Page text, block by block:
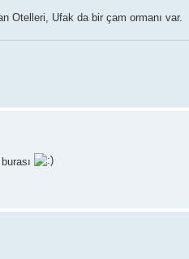
Otelleri, Ufak da bir çam ormanı var.